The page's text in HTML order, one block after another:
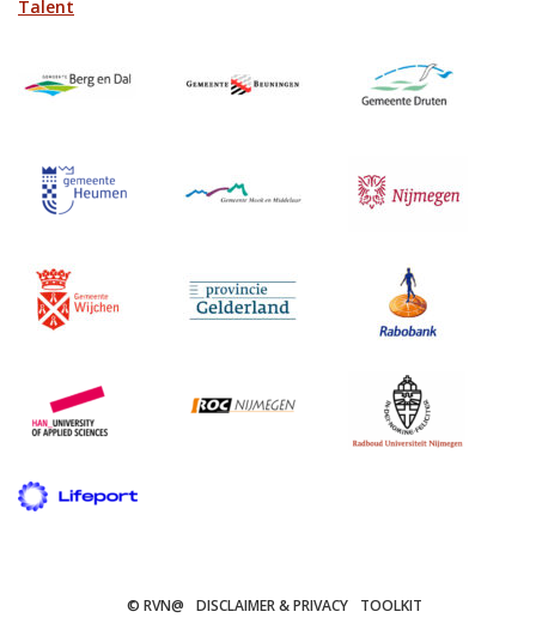
Talent
© RVN@ DISCLAIMER & PRIVACY TOOLKIT